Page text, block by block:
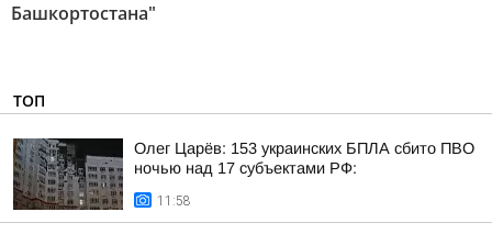
Башкортостана"
ТОП
Олег Царёв: 153 украинских БПЛА сбито ПВО
ночью над 17 субъектами РФ:
11:58